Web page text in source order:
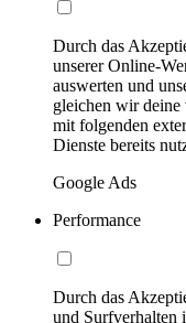
Durch das
unserer Online-
auswerten und
gleichen wir deine
mit folgenden
Dienste bereits
Google Ads
Performance
Durch das
und Surfverhalten